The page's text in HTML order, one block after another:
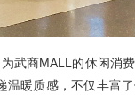
武商MALL的休闲消
暖质感，不仅丰富